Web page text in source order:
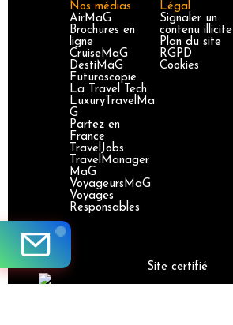
Nos médias
AirMaG
Brochures en
ligne
CruiseMaG
DestiMaG
Futuroscopie
La Travel Tech
LuxuryTravelMa
G
Partez en
France
TravelJobs
TravelManager
MaG
VoyageursMaG
Voyages
Responsables
Légal
Signaler un
contenu illicite
Plan du site
RGPD
Cookies
Site certifié